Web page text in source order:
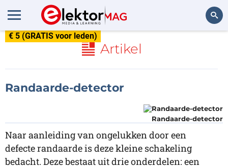
€ 5 (GRATIS voor leden)
Artikel
Randaarde-detector
Randaarde-detector
Naar aanleiding van ongelukken door een
defecte randaarde is deze kleine schakeling
bedacht. Deze bestaat uit drie onderdelen: een